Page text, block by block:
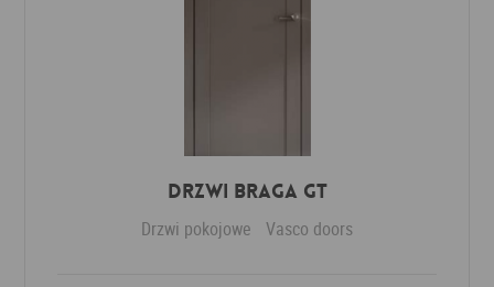
Drzwi Braga GT
Drzwi pokojowe Vasco doors